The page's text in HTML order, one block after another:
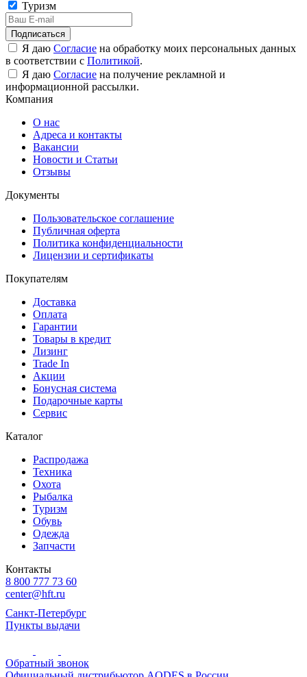
Туризм
Подписаться
Я даю Согласие на обработку моих персональных данных
в соответствии с Политикой.
Я даю Согласие на получение рекламной и
информационной рассылки.
Компания
О нас
Адреса и контакты
Вакансии
Новости и Статьи
Отзывы
Документы
Пользовательское соглашение
Публичная оферта
Политика конфиденциальности
Лицензии и сертификаты
Покупателям
Доставка
Оплата
Гарантии
Товары в кредит
Лизинг
Trade In
Акции
Бонусная система
Подарочные карты
Сервис
Каталог
Распродажа
Техника
Охота
Рыбалка
Туризм
Обувь
Одежда
Запчасти
Контакты
8 800 777 73 60
center@hft.ru
Санкт-Петербург
Пункты выдачи
Обратный звонок